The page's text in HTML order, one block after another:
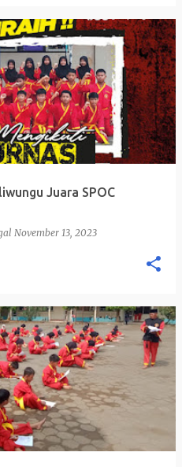
Juara SPOC
November 13, 2023